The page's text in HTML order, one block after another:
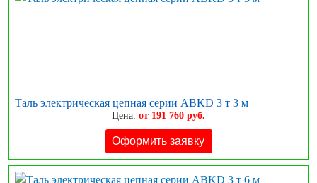
Таль электрическая цепная серии ABKD 3 т 3 м
Цена: от 191 760 руб.
Оформить заявку